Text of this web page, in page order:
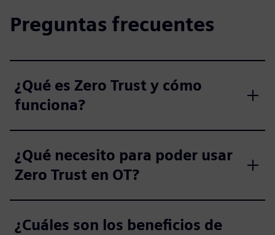
Preguntas frecuentes
¿Qué es Zero Trust y cómo
funciona?
¿Qué necesito para poder usar
Zero Trust en OT?
¿Cuáles son los beneficios de